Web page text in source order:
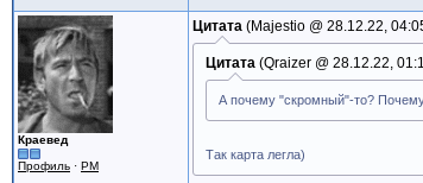
Краевед
Профиль · PM
Цитата Majestio @ 28.12.22,
Цитата Qraizer @ 28.12.22,
А почему "скромный"-то?
Так карта легла)